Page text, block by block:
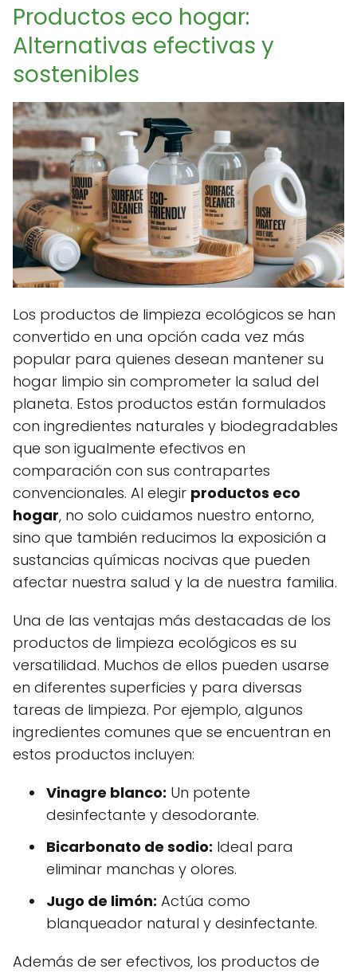
Productos eco hogar:
Alternativas efectivas y
sostenibles
Los productos de limpieza ecológicos se han
convertido en una opción cada vez más
popular para quienes desean mantener su
hogar limpio sin comprometer la salud del
planeta. Estos productos están formulados
con ingredientes naturales y biodegradables
que son igualmente efectivos en
comparación con sus contrapartes
convencionales. Al elegir productos eco
hogar, no solo cuidamos nuestro entorno,
sino que también reducimos la exposición a
sustancias químicas nocivas que pueden
afectar nuestra salud y la de nuestra familia.
Una de las ventajas más destacadas de los
productos de limpieza ecológicos es su
versatilidad. Muchos de ellos pueden usarse
en diferentes superficies y para diversas
tareas de limpieza. Por ejemplo, algunos
ingredientes comunes que se encuentran en
estos productos incluyen:
Vinagre blanco: Un potente
desinfectante y desodorante.
Bicarbonato de sodio: Ideal para
eliminar manchas y olores.
Jugo de limón: Actúa como
blanqueador natural y desinfectante.
Además de ser efectivos, los productos de